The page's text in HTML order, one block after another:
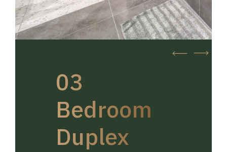
03
Bedroom
Duplex